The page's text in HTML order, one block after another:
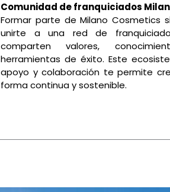
Comunidad de franquiciados
Formar parte de Milano Cosmetics
unirte a una red de
comparten valores,
herramientas de éxito. Este
apoyo y colaboración te permite
forma continua y sostenible.